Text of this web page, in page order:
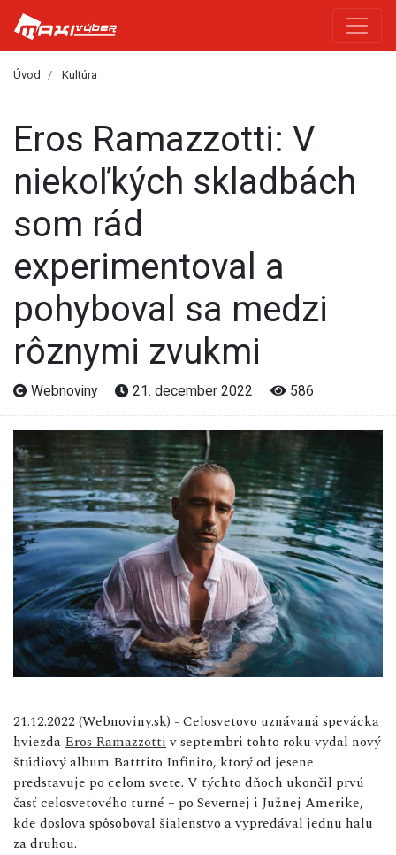
Úvod Kultúra
Eros Ramazzotti: V
niekoľkých skladbách
som rád
experimentoval a
pohyboval sa medzi
rôznymi zvukmi
Webnoviny 21. december 2022 586
21.12.2022 (Webnoviny.sk) - Celosvetovo uznávaná spevácka
hviezda Eros Ramazzottiv septembri tohto roku vydal nový
štúdiový album Batttito Infinito, ktorý od jesene
predstavuje po celom svete. V týchto dňoch ukončil prvú
časť celosvetového turné – po Severnej i Južnej Amerike,
kde doslova spôsoboval šialenstvo a vypredával jednu halu
za druhou.